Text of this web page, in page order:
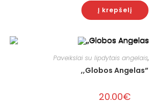
Į krepšelį
Paveikslai su lipdytais angelais,
,,Globos Angelas”
20.00€